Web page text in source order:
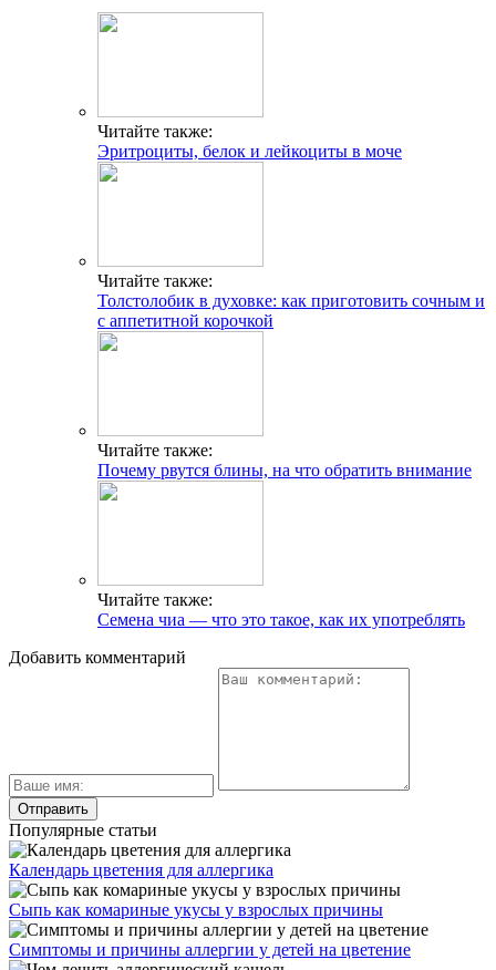
Читайте также:
Эритроциты, белок и лейкоциты в моче
Читайте также:
Толстолобик в духовке: как приготовить сочным и
с аппетитной корочкой
Читайте также:
Почему рвутся блины, на что обратить внимание
Читайте также:
Семена чиа — что это такое, как их употреблять
Добавить комментарий
Популярные статьи
Календарь цветения для аллергика
Сыпь как комариные укусы у взрослых причины
Симптомы и причины аллергии у детей на цветение